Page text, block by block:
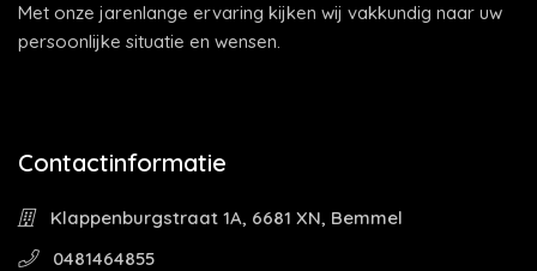
Met onze jarenlange ervaring kijken wij vakkundig naar uw
persoonlijke situatie en wensen.
Contactinformatie
Klappenburgstraat 1A, 6681 XN, Bemmel
0481464855